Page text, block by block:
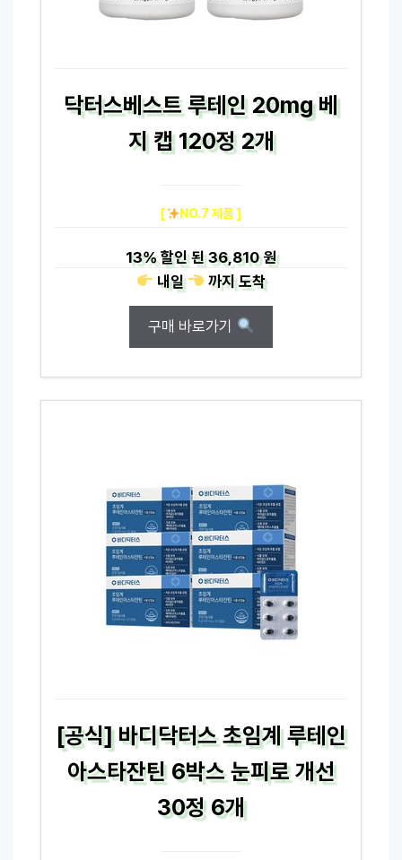
닥터스베스트 루테인 20mg 베
지 캡 120정 2개
[ NO.7 제품 ]
13%할인 된36,810 원
내일
까지도착
구매 바로가기
[공식] 바디닥터스 초임계 루테인
아스타잔틴 6박스 눈피로 개선
30정 6개